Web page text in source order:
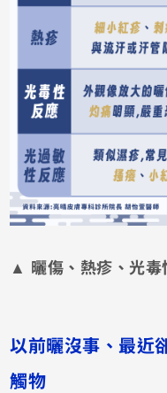
▲ 曬傷、熱疹、光毒
以前曬沒事、最近
觸物